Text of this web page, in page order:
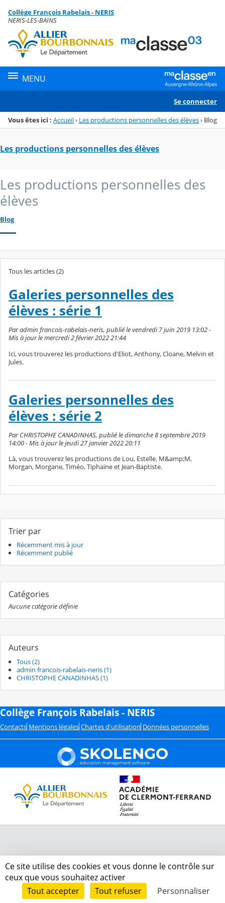
Menu de la rubrique
Contenu
Collège François Rabelais - NERIS
NERIS-LES-BAINS
MENU
Se connecter
Vous êtes ici : Accueil› Les productions personnelles des élèves› Blog
Les productions personnelles des élèves
Les productions personnelles des
élèves
Blog
Tous les articles (2)
Galeries personnelles des
élèves : série 1
Par admin francois-rabelais-neris, publié le vendredi 7 juin 2019 13:02 -
Mis à jour le mercredi 2 février 2022 21:44
Ici, vous trouverez les productions d'Eliot, Anthony, Cloane, Melvin et
Jules.
Galeries personnelles des
élèves : série 2
Par CHRISTOPHE CANADINHAS, publié le dimanche 8 septembre 2019
14:00 - Mis à jour le jeudi 27 janvier 2022 20:11
Là, vous trouverez les productions de Lou, Estelle, M&amp;M,
Morgan, Morgane, Timéo, Tiphaine et Jean-Baptiste.
Trier par
Récemment mis à jour
Récemment publié
Catégories
Aucune catégorie définie
Auteurs
Tous (2)
admin francois-rabelais-neris (1)
CHRISTOPHE CANADINHAS (1)
Collège François Rabelais - NERIS
Contacts Mentions légales Chartes d'utilisation Données personnelles
Ce site utilise des cookies et vous donne le contrôle sur
ceux que vous souhaitez activer
Tout accepter
Tout refuser Personnaliser